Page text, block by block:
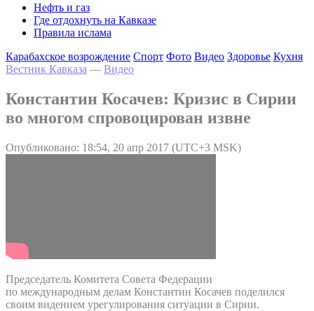
Нефть и газ
Где отдохнуть на Кавказе
Правила ислама
Карабахское возрождение Спорт Фото Видео Здоровье Кухня
Вестник Кавказа — Видео
Константин Косачев: Кризис в Сирии
во многом спровоцирован извне
Опубликовано: 18:54, 20 апр 2017 (UTC+3 MSK)
Председатель Комитета Совета Федерации
по международным делам Константин Косачев поделился
своим видением урегулирования ситуации в Сирии.